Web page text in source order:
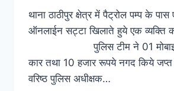
थाना ठाठीपुर क्षेत्र में पैट्रोल पम्प के पास
ऑनलाईन सट्टा खिलाते हुये एक
पुलिस टीम ने 01 मोबाइल,
कार तथा 10 हजार रूपये नगद किये जप्त
वरिष्ठ पुलिस अधीक्षक…